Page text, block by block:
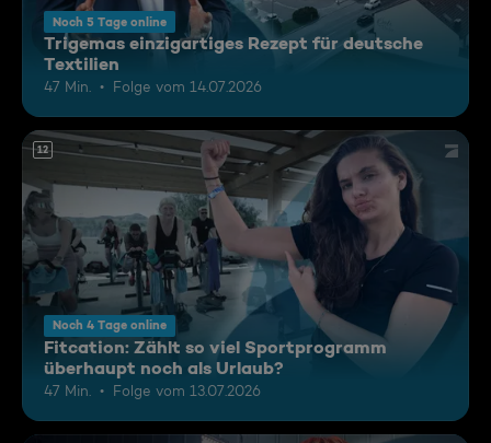
Noch 5 Tage online
Trigemas einzigartiges Rezept für deutsche
Textilien
47 Min. Folge vom 14.07.2026
12
Noch 4 Tage online
Fitcation: Zählt so viel Sportprogramm
überhaupt noch als Urlaub?
47 Min. Folge vom 13.07.2026